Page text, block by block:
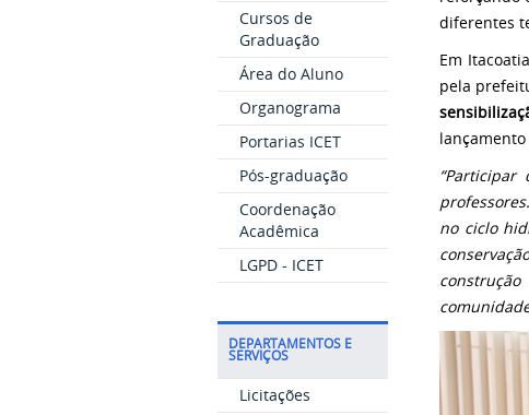
Cursos de
Graduação
Área do Aluno
Organograma
Portarias ICET
Pós-graduação
Coordenação
Acadêmica
LGPD - ICET
DEPARTAMENTOS E
SERVIÇOS
Licitações
diferentes
Em
pela
no ciclo